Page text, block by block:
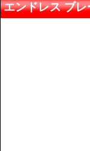
エンドレス ブ